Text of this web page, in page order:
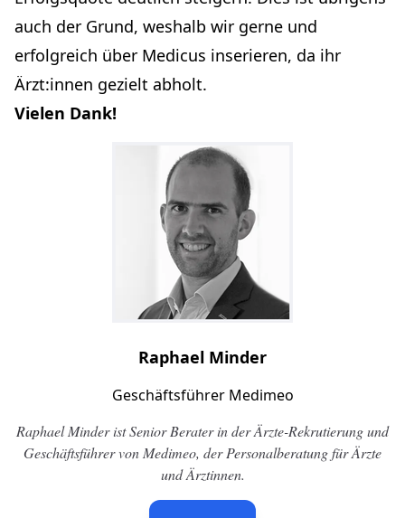
auch der Grund, weshalb wir gerne und
erfolgreich über Medicus inserieren, da ihr
Ärzt:innen gezielt abholt.
Vielen Dank!
Raphael Minder
Geschäftsführer Medimeo
Raphael Minder ist Senior Berater in der Ärzte-Rekrutierung und
Geschäftsführer von Medimeo, der Personalberatung für Ärzte
und Ärztinnen.